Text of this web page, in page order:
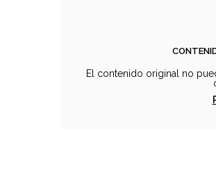
El contenido original no